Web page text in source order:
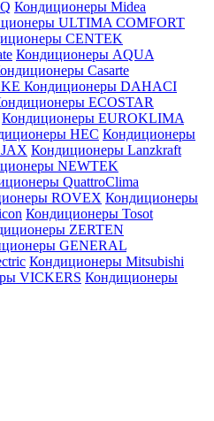
Кондиционеры Midea
ULTIMA COMFORT
CENTEK
Кондиционеры AQUA
Casarte
Кондиционеры DAHACI
ECOSTAR
Кондиционеры EUROKLIMA
HEC Кондиционеры
Кондиционеры Lanzkraft
NEWTEK
QuattroClima
ROVEX Кондиционеры
Кондиционеры Tosot
ZERTEN
GENERAL
Кондиционеры Mitsubishi
VICKERS Кондиционеры